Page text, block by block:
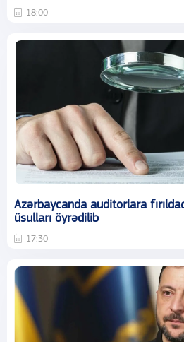
18:00
Azərbaycanda auditorlara
üsulları öyrədilib
17:30